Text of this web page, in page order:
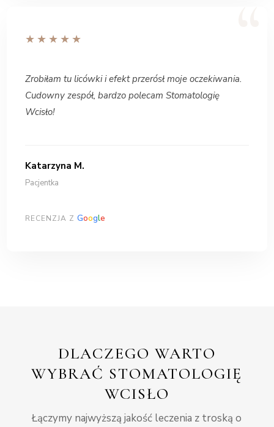
★★★★★
Zrobiłam tu licówki i efekt przerósł moje oczekiwania.
Cudowny zespół, bardzo polecam Stomatologię
Wcisło!
Katarzyna M.
Pacjentka
RECENZJA ZGoogle
DLACZEGO WARTO
WYBRAĆ STOMATOLOGIĘ
WCISŁO
Łączymy najwyższą jakość leczenia z troską o